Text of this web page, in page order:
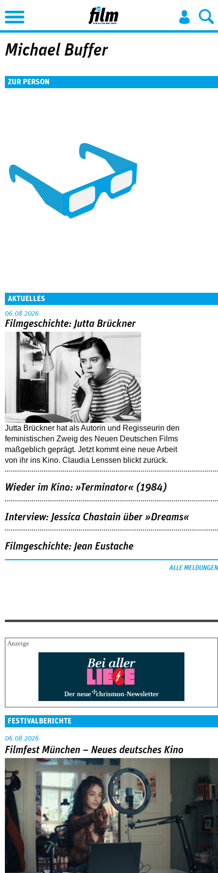
Jump to Navigation
Michael Buffer
ZUR PERSON
AKTUELLES
06.08.2026
Filmgeschichte: Jutta Brückner
Jutta Brückner hat als Autorin und Regisseurin den
feministischen Zweig des Neuen Deutschen Films
maßgeblich geprägt. Jetzt kommt eine neue Arbeit
von ihr ins Kino. Claudia Lenssen blickt zurück.
Wieder im Kino: »Terminator« (1984)
Interview: Jessica Chastain über »Dreams«
Filmgeschichte: Jean Eustache
ALLE MELDUNGEN
FESTIVALBERICHTE
06.08.2026
Filmfest München – Neues deutsches Kino